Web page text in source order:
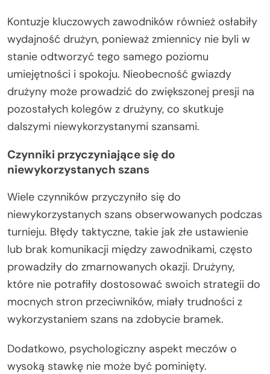
Kontuzje kluczowych zawodników również osłabiły
wydajność drużyn, ponieważ zmiennicy nie byli w
stanie odtworzyć tego samego poziomu
umiejętności i spokoju. Nieobecność gwiazdy
drużyny może prowadzić do zwiększonej presji na
pozostałych kolegów z drużyny, co skutkuje
dalszymi niewykorzystanymi szansami.
Czynniki przyczyniające się do
niewykorzystanych szans
Wiele czynników przyczyniło się do
niewykorzystanych szans obserwowanych podczas
turnieju. Błędy taktyczne, takie jak złe ustawienie
lub brak komunikacji między zawodnikami, często
prowadziły do zmarnowanych okazji. Drużyny,
które nie potrafiły dostosować swoich strategii do
mocnych stron przeciwników, miały trudności z
wykorzystaniem szans na zdobycie bramek.
Dodatkowo, psychologiczny aspekt meczów o
wysoką stawkę nie może być pominięty.